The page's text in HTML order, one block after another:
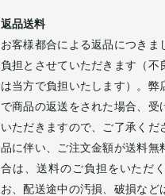
返品送料
お客様都合による返品につきま
負担とさせていただきます（不
は当方で負担いたします）。弊
で商品の返送をされた場合、受
いただきますので、ご了承くだ
品に伴い、ご注文金額が送料無
合は、送料のご負担をいただ
お、配送途中の汚損、破損など